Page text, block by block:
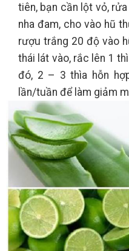
tiên, bạn cần lột vỏ,
nha đam, cho vào hũ
rượu trắng 20 độ vào
thái lát vào, rắc lên 1
đó, 2 – 3 thìa hỗn
lần/tuần để làm giảm